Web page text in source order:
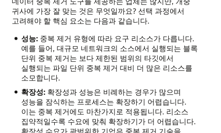
귀사에 가장 잘 맞는 것은 무엇일까요? 선택 과정에서
고려해야 할 핵심 요소는 다음과 같습니다.
성능: 중복 제거 유형에 따라 요구 리소스가 다릅니다.
예를 들어, 대규모 네트워크의 소스에서 실행되는 블록
단위 중복 제거는 보다 제한된 범위의 타깃에서
실행되는 파일 단위 중복 제거 대비 더 많은 리소스를
소모합니다.
확장성: 확장성과 성능은 비례하는 경우가 많으며
성능을 잠식하는 프로세스는 확장하기 어렵습니다.
이는 중복 제거에도 마찬가지로 적용됩니다. 리소스
집약적일수록 수요에 맞춰 확장하기가 더 어렵습니다.